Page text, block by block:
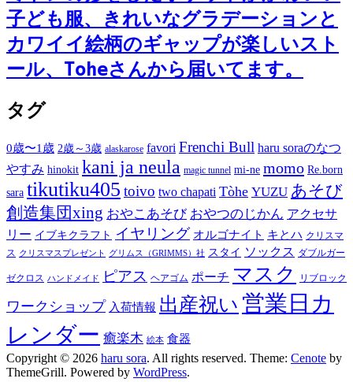
子ども服、きれいなグラデーションと
カワイイ絵柄のギャップが楽しいスト
ール、Toheさんから届いてます。
タグ
0歳〜1歳 2歳～3歳 alaskarose favori Frenchi Bull haru soraのなつ
やすみ hinokit kani ja neula magic tunnel mi-ne momo Re.born
sara tikutiku405 toivo two chapati Tòhe YUZU あそび
創造集団xing おやこあそび おやつのじかん アクセサ
リー イブキクラフト イヤリング オルゴナイト キとハ クリスマ
ス クリスマスプレゼント グリムス（GRIMMS）社 スタイ ソックス ダブルガー
ゼクロス ハンドメイド ピアス ヘアゴム ポーチ マスク リブロック
ワークショップ 入荷情報 出産祝い 営業日カ
レンダー 癒楽木 絵本 食器
Copyright © 2026 haru sora. All rights reserved. Theme: Cenote by
ThemeGrill. Powered by WordPress.